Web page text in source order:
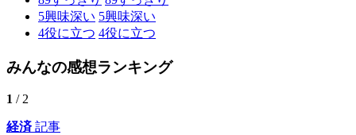
5興味深い 5興味深い
4役に立つ 4役に立つ
みんなの感想ランキング
1 / 2
経済記事